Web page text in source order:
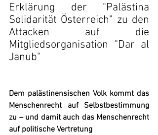
Erklärung der "Palästina
Solidarität Österreich" zu den
Attacken auf die
Mitgliedsorganisation "Dar al
Janub"
Dem palästinensischen Volk kommt das
Menschenrecht auf Selbstbestimmung
zu – und damit auch das Menschenrecht
auf politische Vertretung